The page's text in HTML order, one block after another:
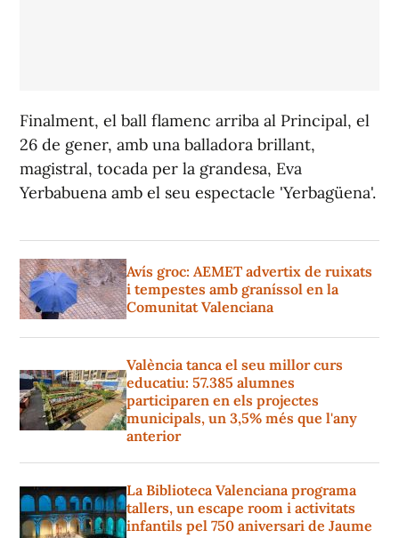
Finalment, el ball flamenc arriba al Principal, el
26 de gener, amb una balladora brillant,
magistral, tocada per la grandesa, Eva
Yerbabuena amb el seu espectacle 'Yerbagüena'.
Avís groc: AEMET advertix de ruixats
i tempestes amb graníssol en la
Comunitat Valenciana
València tanca el seu millor curs
educatiu: 57.385 alumnes
participaren en els projectes
municipals, un 3,5% més que l'any
anterior
La Biblioteca Valenciana programa
tallers, un escape room i activitats
infantils pel 750 aniversari de Jaume